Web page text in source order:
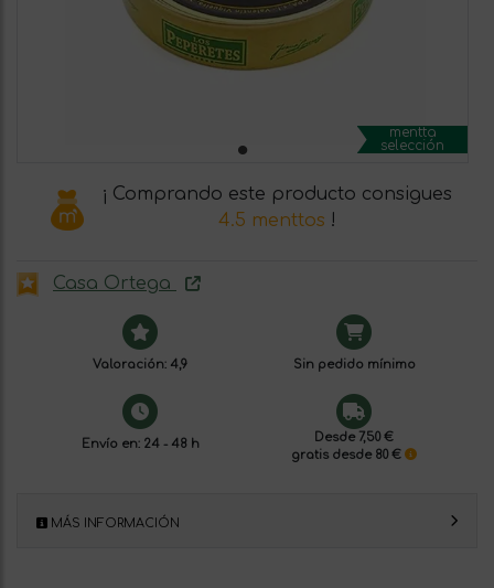
mentta
selección
¡ Comprando este producto consigues
4.5 menttos !
Casa Ortega
Valoración: 4,9 Sin pedido mínimo
Envío en: 24 - 48 h
Desde 7,50 €
gratis desde 80 €
MÁS INFORMACIÓN